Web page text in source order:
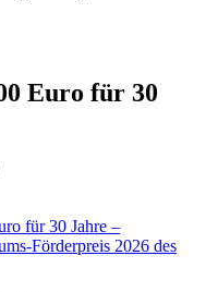
Euro für 30